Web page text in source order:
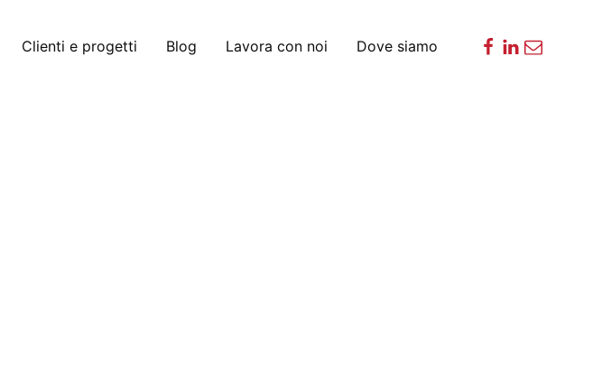
Clienti e progetti Blog Lavora con noi Dove siamo